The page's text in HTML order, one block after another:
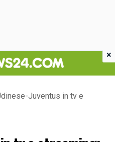
Juventus in tv e
×